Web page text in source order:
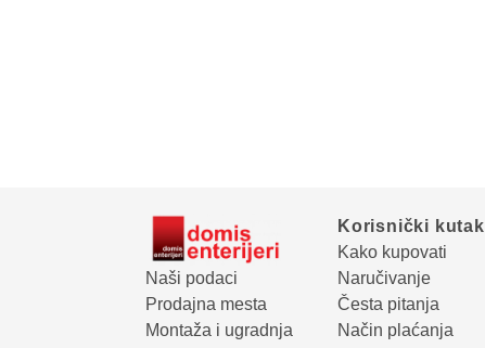
Naši podaci
Prodajna mesta
Montaža i ugradnja
Korisnički kutak
Kako kupovati
Naručivanje
Česta pitanja
Način plaćanja